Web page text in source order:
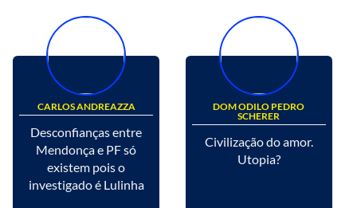
CARLOS ANDREAZZA
Desconfianças entre
Mendonça e PF só
existem pois o
investigado é Lulinha
DOM ODILO PEDRO
SCHERER
Civilização do amor.
Utopia?